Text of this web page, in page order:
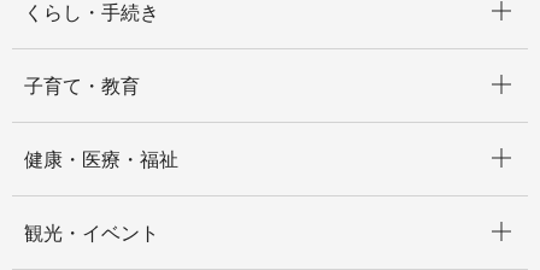
くらし・手続き
子育て・教育
健康・医療・福祉
観光・イベント